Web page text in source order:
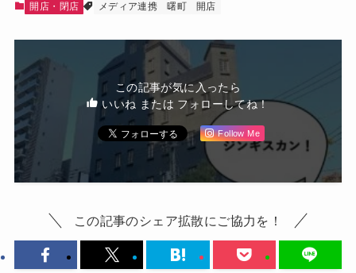
開店・閉店 メディア連携 曙町 開店
この記事が気に入ったら
いいね または フォローしてね！
Follow Me
この記事のシェア拡散にご協力を！